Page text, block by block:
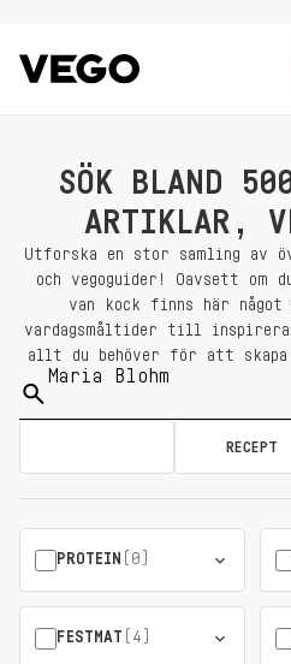
SÖK BLAND
ARTIKLAR,
Utforska en stor samling av
och vegoguider! Oavsett
van kock finns här
vardagsmåltider till
allt du behöver för att skapa
Sök
på:
RECEPT
PROTEIN (0)
FESTMAT (4)